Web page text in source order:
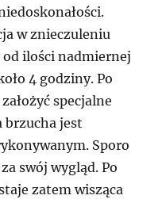
w znieczuleniu
ilości nadmiernej
4 godziny. Po
specjalne
brzucha jest
Sporo
swój wygląd. Po
zatem wisząca